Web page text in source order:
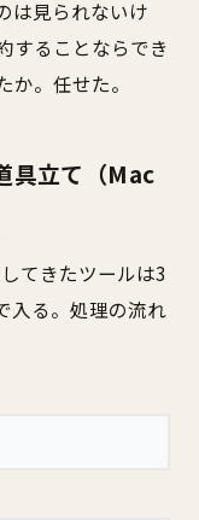
は見られないけ
することならでき
。任せた。
具立て（Mac
てきたツールは3
入る。処理の流れ